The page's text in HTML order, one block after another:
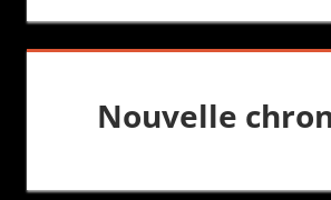
Nouvelle